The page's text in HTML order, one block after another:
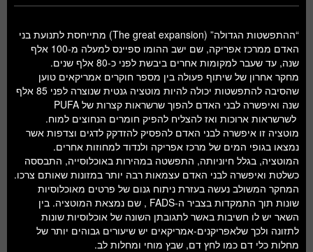
“ההתפשטות הגדולה” (The great expansion) מתייחסת לתנועת בני
האדם ממרכז אפריקה, שם ישב ההומו ספיינס למעלה מ-100 אלף
שנה, עד שעבר למקומות אחרים ביבשת לפני כ-80 אלף שנים.
מחקר אחרון של שיתוף פעולה בין מספר חוקרים אמריקאים טוען
שהסיבה להתפשטות יכולה להיות מוטציה גנטית שנוצרה לפני 85 אלף
שנה ואיפשרה לבני האדם להפוך שרשראות קצרות של PUFA
לשרשראות ארוכות ואז להצליח להפיק חומרים הנחוצים למוח.
מוטציה זו איפשרה לבני האדם להפסיק להזדקק לדגים וצדפות אשר
נמצאו בגופי המים של מרכז אפריקה ולנדוד למחוזות אחרים.
המוטציה, בגלל חיוניותה, התפשטה במהירות באוכלוסייה, התבססה
כשלטת ואיפשרה לבני האדם עצמאות רבה יותר במזונות שאותם צרכו.
המחקר המשולב נעשה בעזרת ניתוח גנום של פרטים מאוכלוסיות
שונות תוך התמקדות בצביר ה-FADS , שם נמצאת המוטציה. בין
השאר יש לו חשיבות באשר לתגובתן השונה של אוכלוסיות שונות
לתזונה ולכך שלאפריקנים-אמריקאים יש שיעורים גבוהים יותר של
מחלות כלי דם כמו לחץ דם, שבץ מוחי ומחלות לב.